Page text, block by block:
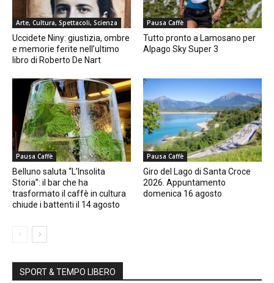
Arte, Cultura, Spettacoli, Scienza
Uccidete Niny: giustizia, ombre
e memorie ferite nell’ultimo
libro di Roberto De Nart
Pausa Caffè
Tutto pronto a Lamosano per
Alpago Sky Super 3
Pausa Caffè
Belluno saluta “L’Insolita
Storia”: il bar che ha
trasformato il caffè in cultura
chiude i battenti il 14 agosto
Pausa Caffè
Giro del Lago di Santa Croce
2026. Appuntamento
domenica 16 agosto
SPORT & TEMPO LIBERO